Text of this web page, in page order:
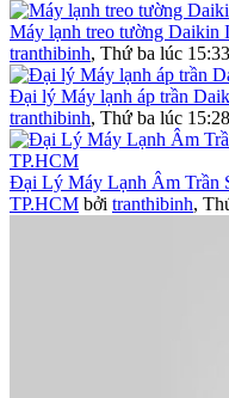
Máy lạnh treo tường
tranthibinh, Thứ ba lúc 15:33
Đại lý Máy lạnh áp trần
tranthibinh, Thứ ba lúc 15:28
Đại Lý Máy Lạnh Âm Trần
TP.HCM bởi tranthibinh,